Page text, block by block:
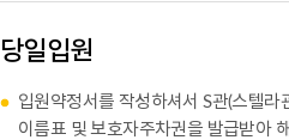
당일입원
입원약정서를 작성하셔서 S관(스텔
이름표 및 보호자주차권을 발급받아